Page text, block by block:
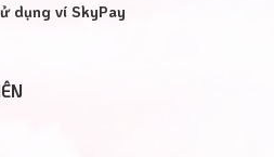
dụng ví SkyPay